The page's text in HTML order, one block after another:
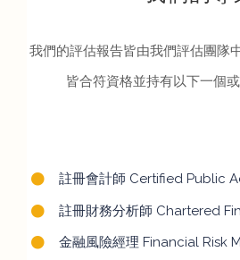
我們的評估報告皆由我們評估團隊
皆合符資格並持有以下一個
註冊會計師 Certified Public
註冊財務分析師 Chartered
金融風險經理 Financial Risk